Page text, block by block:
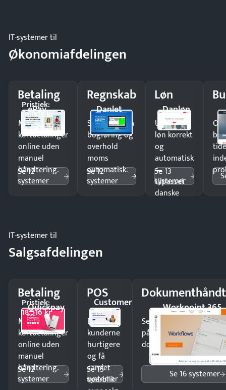
IT-systemer til
Økonomiafdelingen
Betaling
ePay
Pristjek:
10.008 kr
Modtag
kortbetalinger
online uden
manuel
håndtering.
Se 12
systemer
Regnskab
Danlet
Spar timer på
bogføring og
overhold
moms
automatisk.
Se 12
systemer
Løn
Danløn
Udbetal
løn korrekt
og
automatisk
—
tilpasset
danske
Se 13
systemer
IT-systemer til
Salgsafdelingen
Betaling
Quickpay
Pristjek:
18.516 kr
Modtag
kortbetalinger
online uden
manuel
håndtering.
Se 12
systemer
POS
Customer
1st
Ekspedér
kunderne
hurtigere
og få
samlet
overblik
Se 15
systemer
Workpoint 365
Send kontrakter til
på minutter og mist
dokumenter.
Se 16 systemer